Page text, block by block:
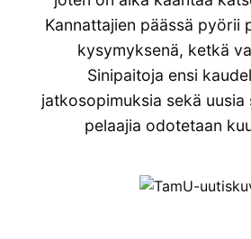
Kannattajien päässä pyörii
kysymyksenä, ketkä
Sinipaitoja ensi
jatkosopimuksia sekä uusia
pelaajia odotetaan